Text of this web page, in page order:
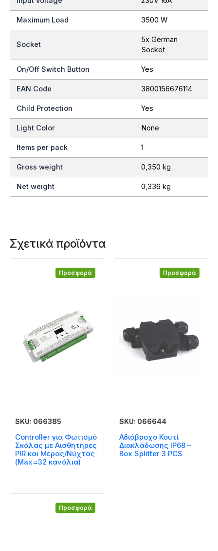
Maximum Load 3500 W
Socket
5x German
Socket
On/Off Switch Button Yes
EAN Code 3800156676114
Child Protection Yes
Light Color None
Items per pack 1
Gross weight 0,350 kg
Net weight 0,336 kg
Σχετικά προϊόντα
Προσφορά
SKU: 066385
Controller για Φωτισμό
Σκάλας με Αισθητήρες
PIR και Μέρας/Νύχτας
(Max=32 κανάλια)
Προσφορά
SKU: 066644
Αδιάβροχο Κουτί
Διακλάδωσης IP68 –
Box Splitter 3 PCS
Προσφορά